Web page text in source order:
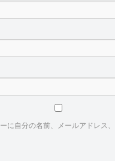
に自分の名前、メールアドレス